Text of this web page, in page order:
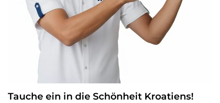
Tauche ein in die Schönheit Kroatiens!